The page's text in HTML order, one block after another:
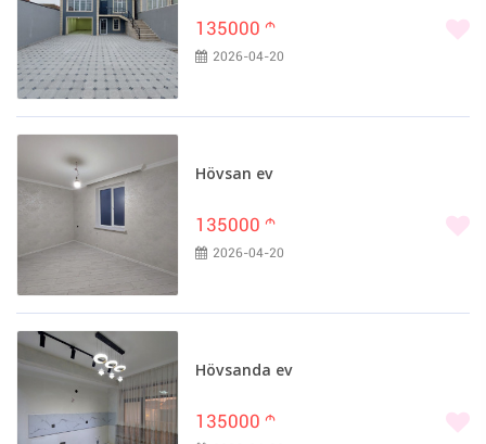
135000 m
2026-04-20
Hövsan ev
135000 m
2026-04-20
Hövsanda ev
135000 m